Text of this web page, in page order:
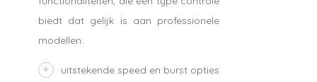
biedt dat gelijk is aan professionele
modellen.
uitstekende speed en burst opties